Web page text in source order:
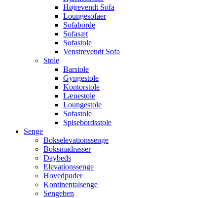
Højrevendt Sofa
Loungesofaer
Sofaborde
Sofasæt
Sofastole
Venstrevendt Sofa
Stole
Barstole
Gyngestole
Kontorstole
Lænestole
Loungestole
Sofastole
Spisebordsstole
Senge
Bokselevationssenge
Boksmadrasser
Daybeds
Elevationssenge
Hovedpuder
Kontinentalsenge
Sengeben